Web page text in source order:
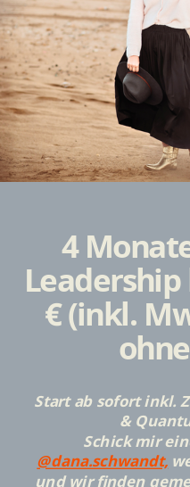
4
Leadership
€ (inkl.
Start ab sofort inkl.
&
Schick mir
@dana.schwandt,
und wir finden